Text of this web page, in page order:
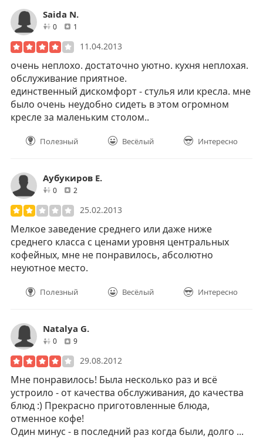
Saida N.
0друзей1
11.04.2013
очень неплохо. достаточно уютно. кухня неплохая.
обслуживание приятное.
единственный дискомфорт - стулья или кресла. мне
было очень неудобно сидеть в этом огромном
кресле за маленьким столом..
Полезный Весёлый Интересно
Аубукиров Е.
0друзей
2
25.02.2013
Мелкое заведение среднего или даже ниже
среднего класса с ценами уровня центральных
кофейных, мне не понравилось, абсолютно
неуютное место.
Полезный Весёлый Интересно
Natalya G.
0друзей
9отзывов
29.08.2012
Мне понравилось! Была несколько раз и всё
устроило - от качества обслуживания, до качества
блюд :) Прекрасно приготовленные блюда,
отменное кофе!
Один минус - в последний раз когда были, долго ...